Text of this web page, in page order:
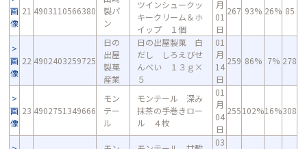
画
像
21 4903110566380
製パ
ン
ツインシュークッ
キークリーム＆ホ
イップ １個
月
01
日
267 93% 26% 85
画
像
22 4902403259725
日の
出屋
製菓
産業
日の出屋製菓 白
だし しろえびせ
んべい １３ｇ×
５
01
月
14
日
259 86% 7% 278
画
像
23 4902751349666
モン
テー
ル
モンテール 深み
抹茶の手巻きロー
ル ４枚
01
月
04
日
255102%16%308
03